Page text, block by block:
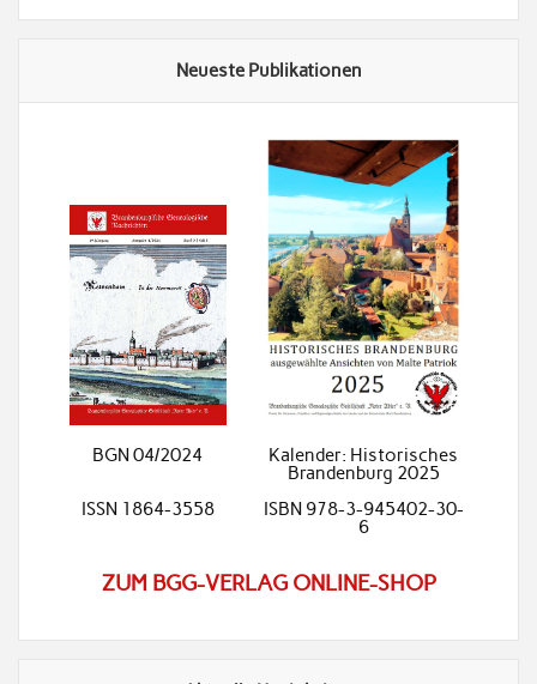
Neueste Publikationen
BGN 04/2024
Kalender: Historisches
Brandenburg 2025
ISSN 1864-3558
ISBN 978-3-945402-30-
6
ZUM BGG-VERLAG ONLINE-SHOP